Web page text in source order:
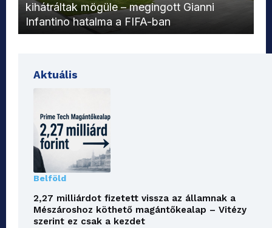
kihátráltak mögüle – megingott Gianni
Infantino hatalma a FIFA-ban
Aktuális
Belföld
2,27 milliárdot fizetett vissza az államnak a
Mészároshoz köthető magántőkealap – Vitézy
szerint ez csak a kezdet